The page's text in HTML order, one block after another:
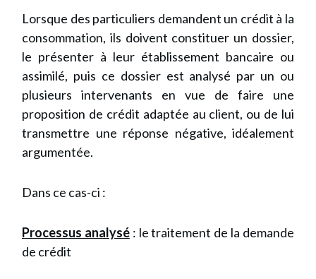
Lorsque des particuliers demandent un crédit à la
consommation, ils doivent constituer un dossier,
le présenter à leur établissement bancaire ou
assimilé, puis ce dossier est analysé par un ou
plusieurs intervenants en vue de faire une
proposition de crédit adaptée au client, ou de lui
transmettre une réponse négative, idéalement
argumentée.
Dans ce cas-ci :
Processus analysé: le traitement de la demande
de crédit